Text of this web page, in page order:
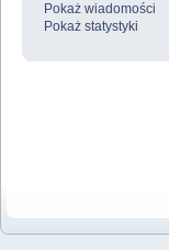
Pokaż wiadomości
Pokaż statystyki